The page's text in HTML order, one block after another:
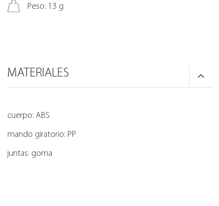
Peso: 13 g
MATERIALES
cuerpo: ABS
mando giratorio: PP
juntas: goma